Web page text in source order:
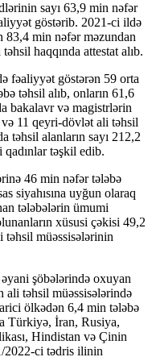
sayı 63,9 min nəfər
göstərib. 2021-ci ildə
83,4 min nəfər məzundan
haqqında attestat alıb.
fəaliyyət göstərən 59 orta
təhsil alıb, onların 61,6
bakalavr və magistrlərin
və 11 qeyri-dövlət ali təhsil
təhsil alanların sayı 212,2
təşkil edib.
46 min nəfər tələbə
siyahısına uyğun olaraq
tələbələrin ümumi
xüsusi çəkisi 49,2
müəssisələrinin
şöbələrində oxuyan
ali təhsil müəssisələrində
ölkədən 6,4 min tələbə
Türkiyə, İran, Rusiya,
Hindistan və Çinin
2022-ci tədris ilinin